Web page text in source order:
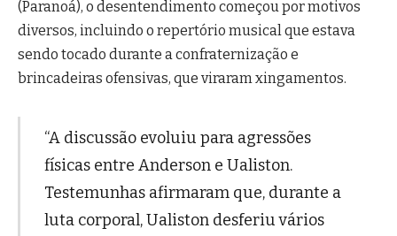
(Paranoá), o desentendimento começou por motivos
diversos, incluindo o repertório musical que estava
sendo tocado durante a confraternização e
brincadeiras ofensivas, que viraram xingamentos.
“A discussão evoluiu para agressões
físicas entre Anderson e Ualiston.
Testemunhas afirmaram que, durante a
luta corporal, Ualiston desferiu vários